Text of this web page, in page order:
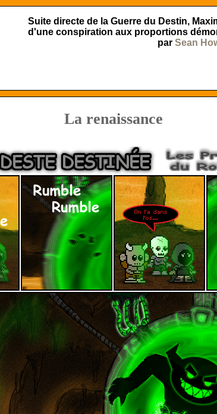
Suite directe de la Guerre du Destin,
d'une conspiration aux proportions
par Sean
La renaissance